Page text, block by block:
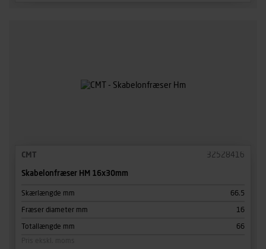
CMT 32528416
Skabelonfræser HM 16x30mm
Skærlængde mm 66.5
Fræser diameter mm 16
Totallængde mm
66